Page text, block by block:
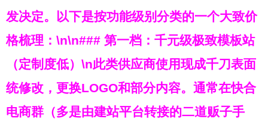
发决定。以下是按功能级别分类的一个大致价
格梳理：\n\n### 第一档：千元级极致模板站
（定制度低）\n此类供应商使用现成千刀表面
统修改，更换LOGO和部分内容。通常在快合
电商群（多是由建站平台转接的二道贩子手